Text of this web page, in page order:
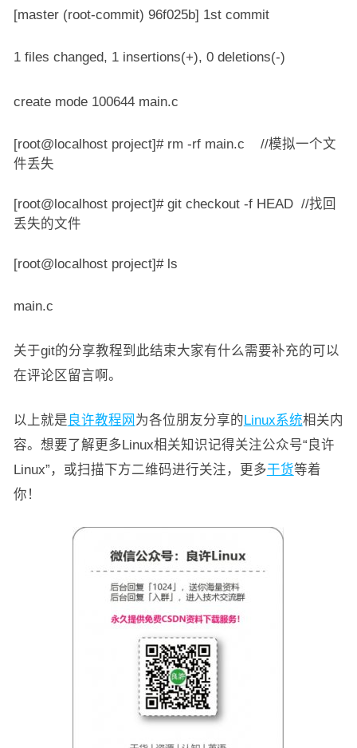
[master (root-commit) 96f025b] 1st commit
1 files changed, 1 insertions(+), 0 deletions(-)
create mode 100644 main.c
[root@localhost project]# rm -rf main.c //模拟一个文
件丢失
[root@localhost project]# git checkout -f HEAD //找回
丢失的文件
[root@localhost project]# ls
main.c
关于git的分享教程到此结束大家有什么需要补充的可以
在评论区留言啊。
以上就是 良许教程网 为各位朋友分享的Linux系统相关内
容。想要了解更多Linux相关知识记得关注公众号“良许
Linux”，或扫描下方二维码进行关注，更多干货等着
你！